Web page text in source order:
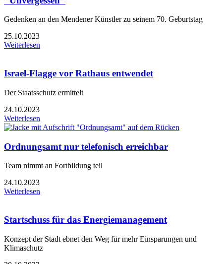
Gedenken an den Mendener Künstler zu seinem 70. Geburtstag
25.10.2023
Weiterlesen
Israel-Flagge vor Rathaus entwendet
Der Staatsschutz ermittelt
24.10.2023
Weiterlesen
Ordnungsamt nur telefonisch erreichbar
Team nimmt an Fortbildung teil
24.10.2023
Weiterlesen
Startschuss für das Energiemanagement
Konzept der Stadt ebnet den Weg für mehr Einsparungen und
Klimaschutz